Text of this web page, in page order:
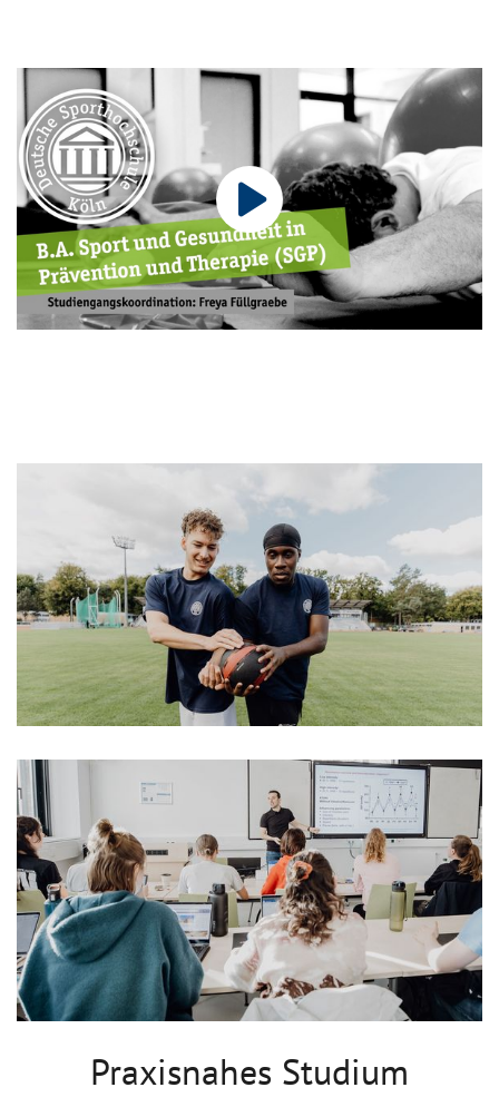
play_arrow
Praxisnahes Studium